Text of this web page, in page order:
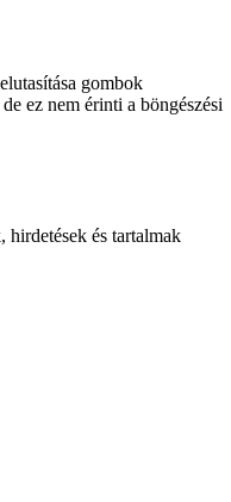
gombok
ez nem érinti a böngészési
hirdetések és tartalmak